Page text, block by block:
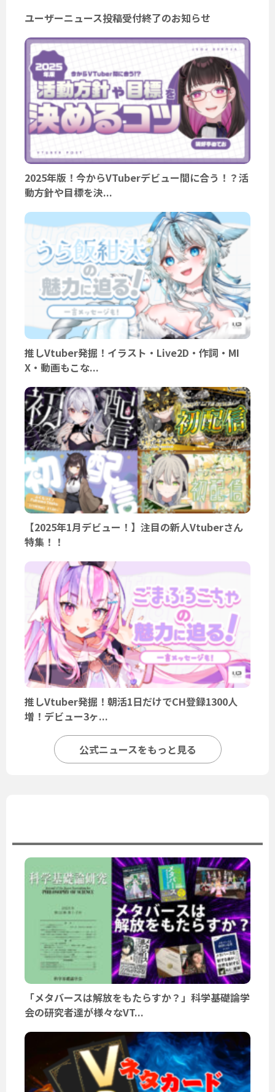
ユーザーニュース投稿受付終了のお知らせ
2025年版！今からVTuberデビュー間に合う！？活
動方針や目標を決...
推しVtuber発掘！イラスト・Live2D・作詞・MI
X・動画もこな...
【2025年1月デビュー！】注目の新人Vtuberさん
特集！！
推しVtuber発掘！朝活1日だけでCH登録1300人
増！デビュー3ヶ...
公式ニュースをもっと見る
「メタバースは解放をもたらすか？」科学基礎論学
会の研究者達が様々なVT...